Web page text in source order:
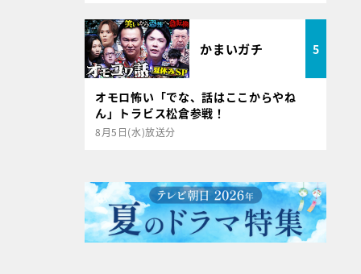
かまいガチ 5
オモロ怖い「でな、話はここからやね
ん」トラビス松倉参戦！
8月5日(水)放送分